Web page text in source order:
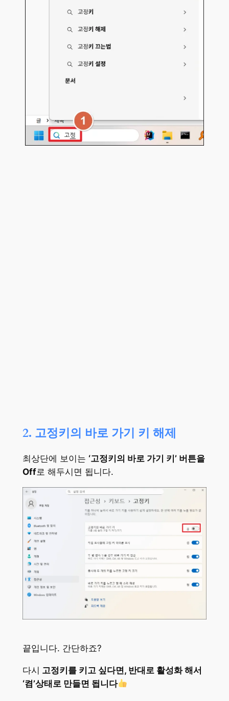
2. 고정키의 바로 가기 키 해제
최상단에 보이는 ‘고정키의 바로 가기 키’ 버튼을
Off로 해두시면 됩니다.
끝입니다. 간단하죠?
다시 고정키를 키고 싶다면, 반대로 활성화 해서
‘켬’상태로 만들면 됩니다